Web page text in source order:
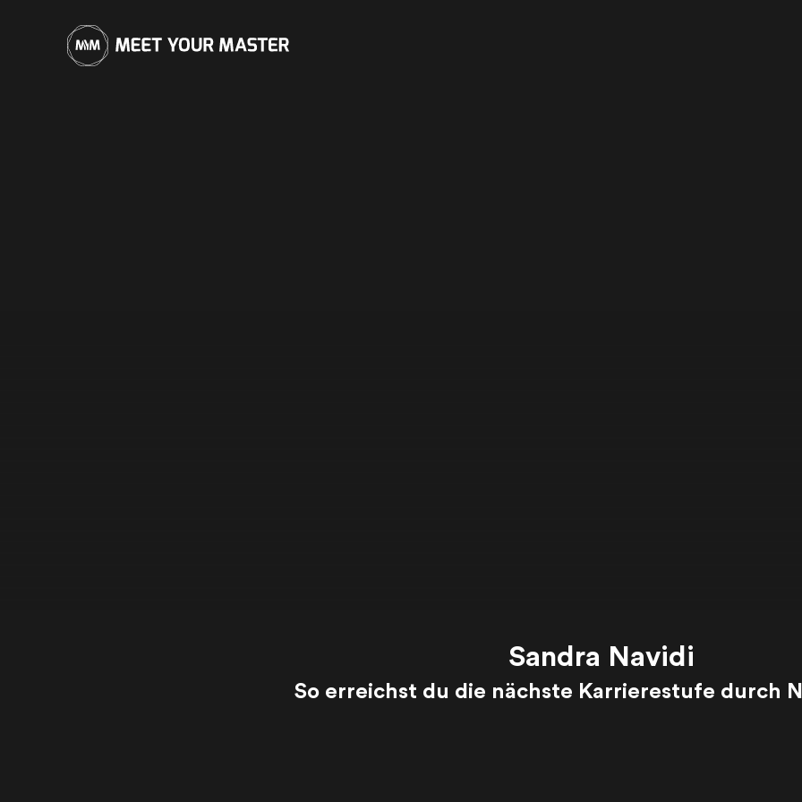
Sandra Navidi
So erreichst du die nächste Karrierestufe durch